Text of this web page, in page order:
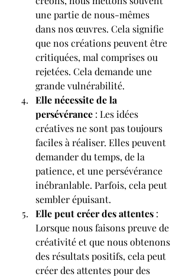
une partie de nous-mêmes
dans nos œuvres. Cela signifie
que nos créations peuvent être
critiquées, mal comprises ou
rejetées. Cela demande une
grande vulnérabilité.
Elle nécessite de la
persévérance : Les idées
créatives ne sont pas toujours
faciles à réaliser. Elles peuvent
demander du temps, de la
patience, et une persévérance
inébranlable. Parfois, cela peut
sembler épuisant.
Elle peut créer des attentes :
Lorsque nous faisons preuve de
créativité et que nous obtenons
des résultats positifs, cela peut
créer des attentes pour des